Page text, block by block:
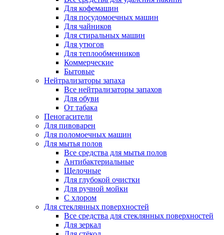
Для кофемашин
Для посудомоечных машин
Для чайников
Для стиральных машин
Для утюгов
Для теплообменников
Коммерческие
Бытовые
Нейтрализаторы запаха
Все нейтрализаторы запахов
Для обуви
От табака
Пеногасители
Для пивоварен
Для поломоечных машин
Для мытья полов
Все средства для мытья полов
Антибактериальные
Щелочные
Для глубокой очистки
Для ручной мойки
С хлором
Для стеклянных поверхностей
Все средства для стеклянных поверхностей
Для зеркал